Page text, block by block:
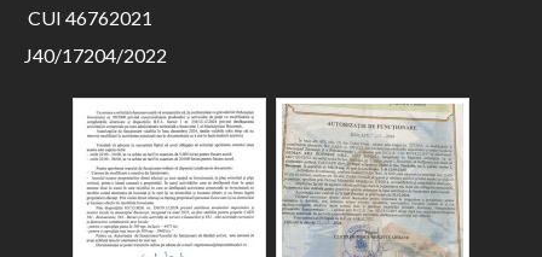
CUI 46762021
J40/17204/2022